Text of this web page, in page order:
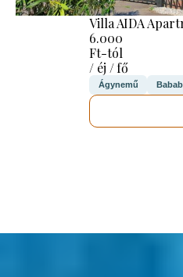
Villa AIDA
6.000
Ft-tól
/ éj / fő
Ágynemű